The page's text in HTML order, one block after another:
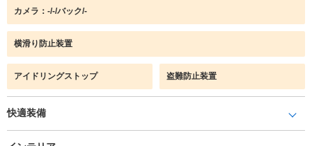
カメラ：-/-/バック/-
横滑り防止装置
アイドリングストップ 盗難防止装置
快適装備